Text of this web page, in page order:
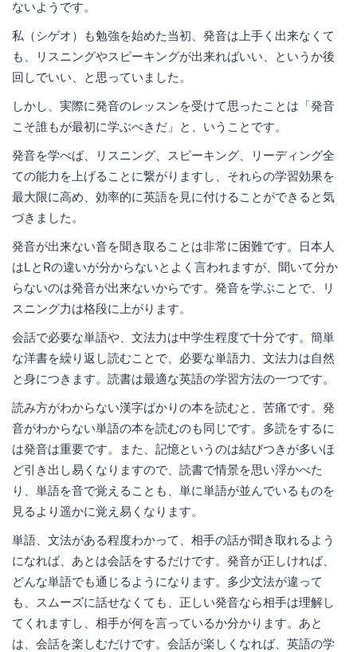
ないようです。
私（シゲオ）も勉強を始めた当初、発音は上手く出来なくて
も、リスニングやスピーキングが出来ればいい、というか後
回しでいい、と思っていました。
しかし、実際に発音のレッスンを受けて思ったことは「発音
こそ誰もが最初に学ぶべきだ」と、いうことです。
発音を学べば、リスニング、スピーキング、リーディング全
ての能力を上げることに繋がりますし、それらの学習効果を
最大限に高め、効率的に英語を見に付けることができると気
づきました。
発音が出来ない音を聞き取ることは非常に困難です。日本人
はLとRの違いが分からないとよく言われますが、聞いて分か
らないのは発音が出来ないからです。発音を学ぶことで、リ
スニング力は格段に上がります。
会話で必要な単語や、文法力は中学生程度で十分です。簡単
な洋書を繰り返し読むことで、必要な単語力、文法力は自然
と身につきます。読書は最適な英語の学習方法の一つです。
読み方がわからない漢字ばかりの本を読むと、苦痛です。発
音がわからない単語の本を読むのも同じです。多読をするに
は発音は重要です。また、記憶というのは結びつきが多いほ
ど引き出し易くなりますので、読書で情景を思い浮かべた
り、単語を音で覚えることも、単に単語が並んでいるものを
見るより遥かに覚え易くなります。
単語、文法がある程度わかって、相手の話が聞き取れるよう
になれば、あとは会話をするだけです。発音が正しければ、
どんな単語でも通じるようになります。多少文法が違って
も、スムーズに話せなくても、正しい発音なら相手は理解し
てくれますし、相手が何を言っているか分かります。あと
は、会話を楽しむだけです。会話が楽しくなれば、英語の学